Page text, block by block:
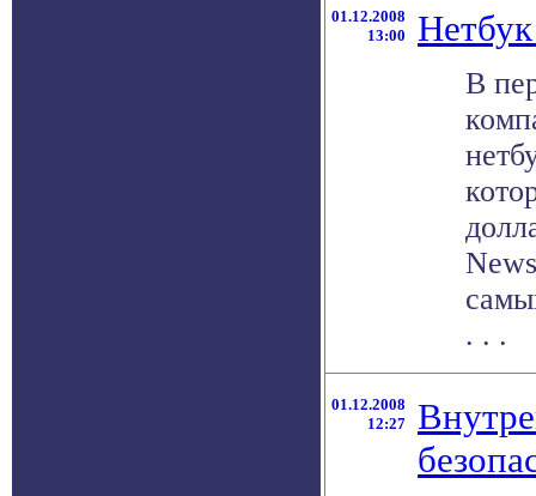
01.12.2008
13:00
В
. . .
01.12.2008
12:27